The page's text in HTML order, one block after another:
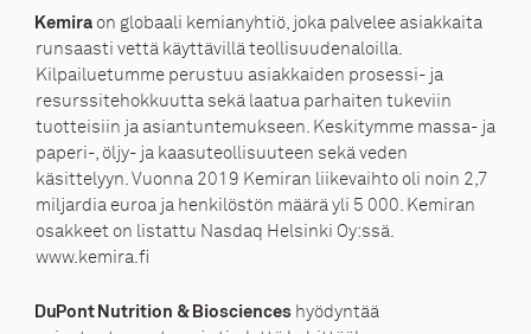
Kemira on globaali kemianyhtiö, joka palvelee asiakkaita
runsaasti vettä käyttävillä teollisuudenaloilla.
Kilpailuetumme perustuu asiakkaiden prosessi- ja
resurssitehokkuutta sekä laatua parhaiten tukeviin
tuotteisiin ja asiantuntemukseen. Keskitymme massa- ja
paperi-, öljy- ja kaasuteollisuuteen sekä veden
käsittelyyn. Vuonna 2019 Kemiran liikevaihto oli noin 2,7
miljardia euroa ja henkilöstön määrä yli 5 000. Kemiran
osakkeet on listattu Nasdaq Helsinki Oy:ssä.
www.kemira.fi
DuPont Nutrition & Biosciences hyödyntää